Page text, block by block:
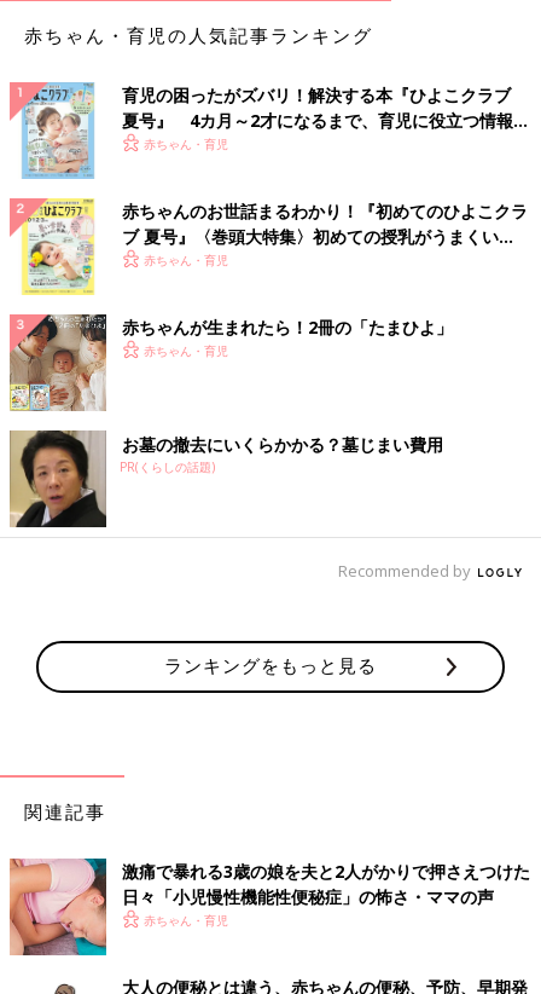
赤ちゃん・育児の人気記事ランキング
育児の困ったがズバリ！解決する本『ひよこクラブ
夏号』 4カ月～2才になるまで、育児に役立つ情報が
いっぱい！
赤ちゃん・育児
赤ちゃんのお世話まるわかり！『初めてのひよこクラ
ブ 夏号』〈巻頭大特集〉初めての授乳がうまくい
く！ おっぱい・ミルクの基本と夏のトラブル 解決テ
赤ちゃん・育児
赤ちゃんが生まれたら！2冊の「たまひよ」
赤ちゃん・育児
お墓の撤去にいくらかかる？墓じまい費用
PR(くらしの話題)
Recommended by
ランキングをもっと見る
関連記事
激痛で暴れる3歳の娘を夫と2人がかりで押さえつけた
日々「小児慢性機能性便秘症」の怖さ・ママの声
赤ちゃん・育児
大人の便秘とは違う、赤ちゃんの便秘、予防、早期発